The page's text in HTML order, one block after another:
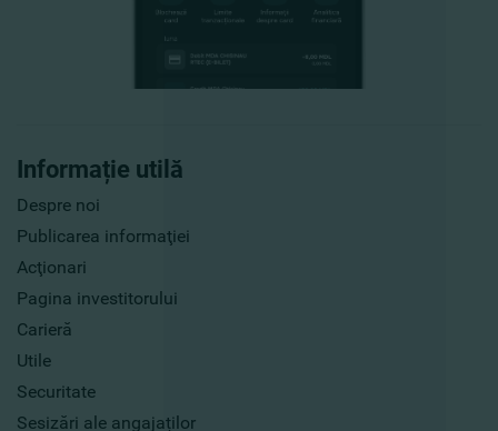
Informație utilă
Despre noi
Publicarea informaţiei
Acţionari
Pagina investitorului
Carieră
Utile
Securitate
Sesizări ale angajaților